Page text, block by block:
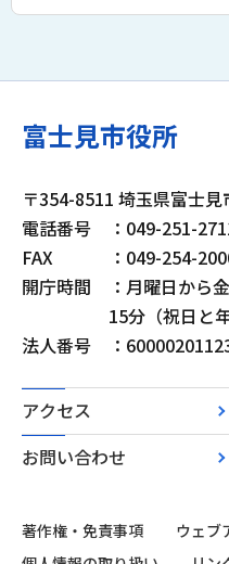
富士見市役所
〒354-8511 埼玉
電話番号
：049-251-
FAX
：049-254-
開庁時間
：月曜日から
15分（祝日と
法人番号
：
アクセス
お問い合わせ
著作権・免責事項
ウェブ